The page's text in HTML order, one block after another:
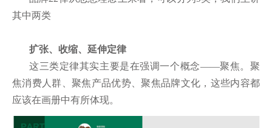
其中两类
扩张、收缩、延伸定律
这三类定律其实主要是在强调一个概念——聚焦。聚
焦消费人群、聚焦产品优势、聚焦品牌文化，这些内容都
应该在画册中有所体现。